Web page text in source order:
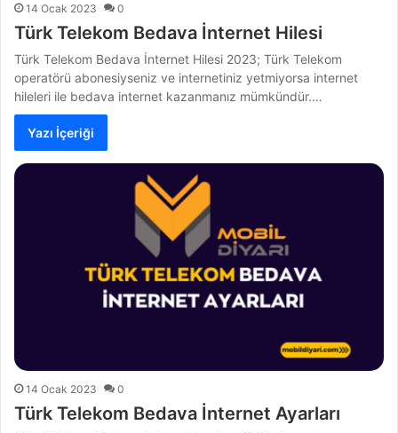
14 Ocak 2023 0
Türk Telekom Bedava İnternet Hilesi
Türk Telekom Bedava İnternet Hilesi 2023; Türk Telekom
operatörü abonesiyseniz ve internetiniz yetmiyorsa internet
hileleri ile bedava internet kazanmanız mümkündür.…
Yazı İçeriği
14 Ocak 2023 0
Türk Telekom Bedava İnternet Ayarları